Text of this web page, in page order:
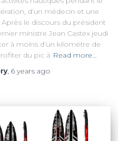
d’un médecin et une
le discours du président
ministre Jean Castex jeudi
à moins d’un kilomètre de
du pic à Read more…
, 6 years ago